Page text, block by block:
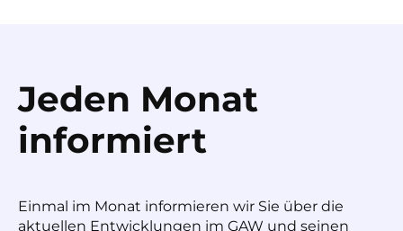
Jeden Monat
informiert
Einmal im Monat informieren wir Sie über die
aktuellen Entwicklungen im GAW und seinen